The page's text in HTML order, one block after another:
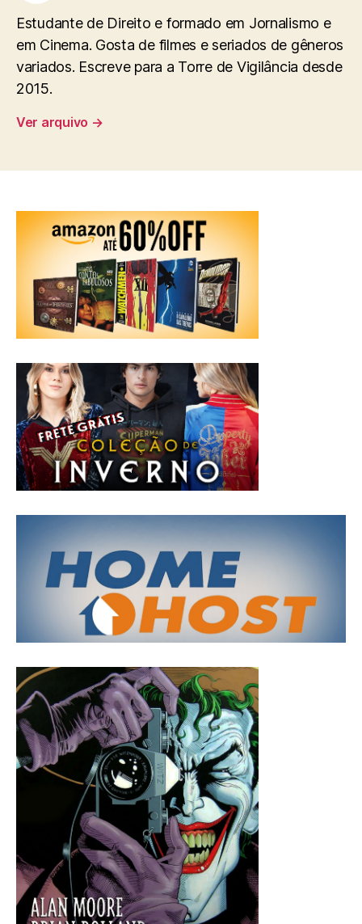
Estudante de Direito e formado em Jornalismo e
em Cinema. Gosta de filmes e seriados de gêneros
variados. Escreve para a Torre de Vigilância desde
2015.
Ver arquivo →